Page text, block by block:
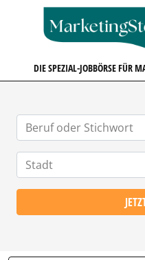
DIE SPEZIAL-JOBBÖRSE FÜR